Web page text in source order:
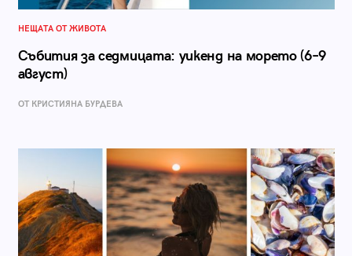
НЕЩАТА ОТ ЖИВОТА
Събития за седмицата: уикенд на морето (6–9
август)
ОТ КРИСТИЯНА БУРДЕВА